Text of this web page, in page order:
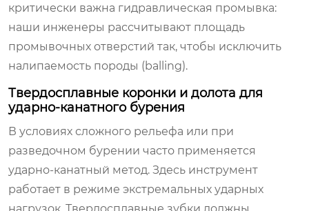
критически важна гидравлическая промывка:
наши инженеры рассчитывают площадь
промывочных отверстий так, чтобы исключить
налипаемость породы (balling).
Твердосплавные коронки и долота для
ударно-канатного бурения
В условиях сложного рельефа или при
разведочном бурении часто применяется
ударно-канатный метод. Здесь инструмент
работает в режиме экстремальных ударных
нагрузок. Твердосплавные зубки должны